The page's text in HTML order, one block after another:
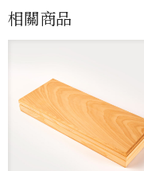
相關商品